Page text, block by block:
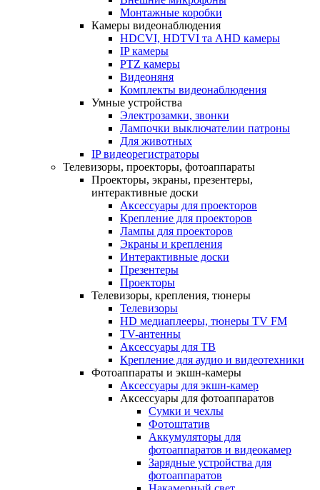
Монтажные коробки
Камеры видеонаблюдения
HDCVI, HDTVI та AHD камеры
IP камеры
PTZ камеры
Видеоняня
Комплекты видеонаблюдения
Умные устройства
Электрозамки, звонки
Лампочки выключателии патроны
Для животных
IP видеорегистраторы
Телевизоры, проекторы, фотоаппараты
Проекторы, экраны, презентеры,
интерактивные доски
Аксессуары для проекторов
Крепление для проекторов
Лампы для проекторов
Экраны и крепления
Интерактивные доски
Презентеры
Проекторы
Телевизоры, крепления, тюнеры
Телевизоры
HD медиаплееры, тюнеры TV FM
TV-антенны
Аксессуары для ТВ
Крепление для аудио и видеотехники
Фотоаппараты и экшн-камеры
Аксессуары для экшн-камер
Аксессуары для фотоаппаратов
Сумки и чехлы
Фотоштатив
Аккумуляторы для
фотоаппаратов и видеокамер
Зарядные устройства для
фотоаппаратов